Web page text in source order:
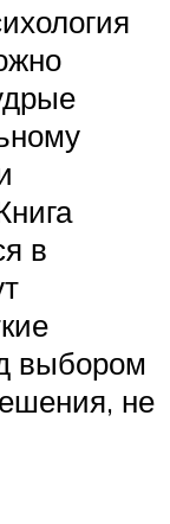
в
выбором
не